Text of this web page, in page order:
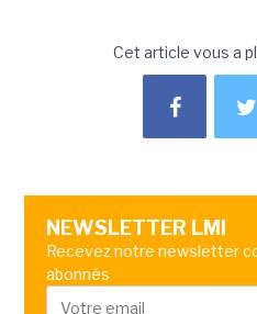
Cet article vous a
NEWSLETTER LMI
Recevez notre newsletter
abonnés